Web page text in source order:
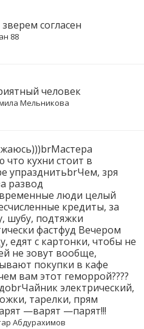
согласен
88
человек
Мельникова
кухни стоит в
упразднитьbrЧем, зря
развод
люди целый
кредиты, за
шубу, подтяжки
фастфуд Вечером
едят с картонки, чтобы не
не зовут вообще,
покупки в кафе
вам этот геморрой????
электрический,
тарелки, прям
—варят —парят!!!
Абдурахимов